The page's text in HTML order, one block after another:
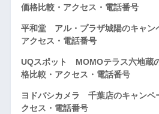
価格比較・アクセス・電話番号
平和堂 アル・プラザ城陽のキャン
アクセス・電話番号
UQスポット MOMOテラス六地蔵
格比較・アクセス・電話番号
ヨドバシカメラ 千葉店のキャンペ
クセス・電話番号